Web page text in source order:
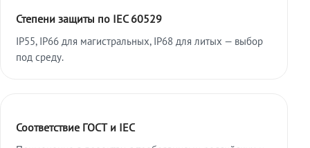
Степени защиты по IEC 60529
IP55, IP66 для магистральных, IP68 для литых — выбор
под среду.
Соответствие ГОСТ и IEC